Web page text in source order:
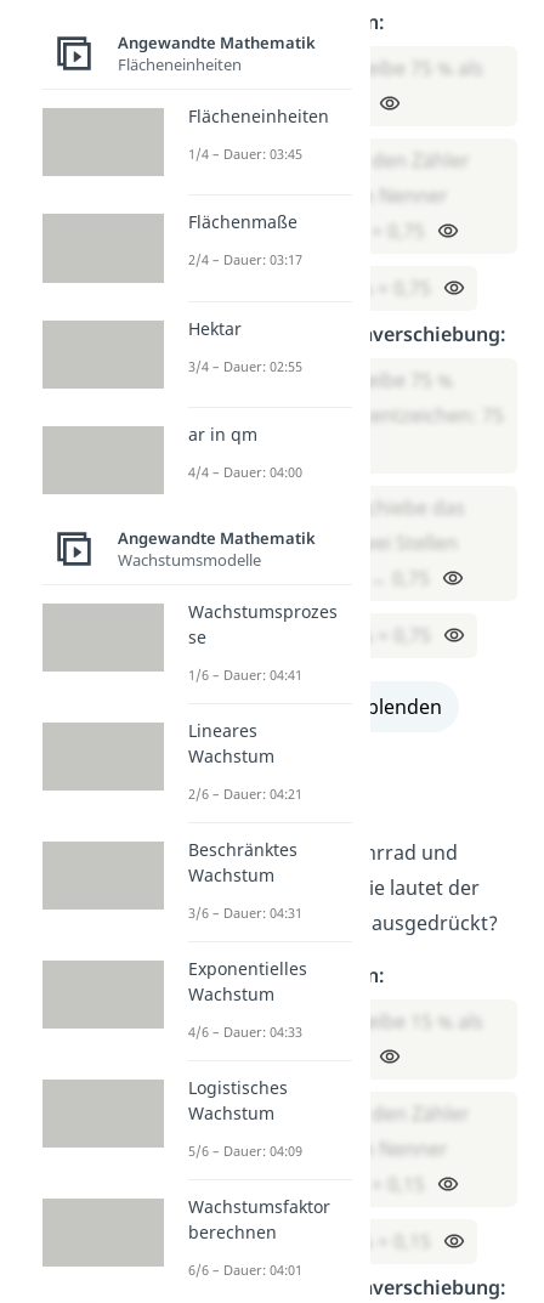
Lösung mit Division:
Schritt 1: Schreibe 75 % als
Bruch: 75/100
Schritt 2: Teile den Zähler
(75) durch den Nenner
(100): 75 : 100 = 0,75
Lösung mit Kommaverschiebung:
Schritt 1: Schreibe 75 %
ohne das Prozentzeichen: 75
Schritt 2: Verschiebe das
Komma um zwei Stellen
alle Lösungen einblenden
Übung 2
Du kaufst ein neues Fahrrad und
erhältst15 % Rabatt. Wie lautet der
Rabatt alsDezimalzahl
ausgedrückt?
Lösung mit Division:
Schritt 1: Schreibe 15 % als
Schritt 2: Teile den Zähler
(15) durch den Nenner
Ergebnis: 15 % = 0,15
Lösung mit Kommaverschiebung:
Angewandte Mathematik
Flächeneinheiten
Flächeneinheiten
1/4 – Dauer: 03:45
Flächenmaße
2/4 – Dauer: 03:17
Hektar
3/4 – Dauer: 02:55
ar in qm
4/4 – Dauer: 04:00
Angewandte Mathematik
Wachstumsmodelle
Wachstumsprozes
se
1/6 – Dauer: 04:41
Lineares
Wachstum
2/6 – Dauer: 04:21
Beschränktes
Wachstum
3/6 – Dauer: 04:31
Exponentielles
Wachstum
4/6 – Dauer: 04:33
Logistisches
Wachstum
5/6 – Dauer: 04:09
Wachstumsfaktor
berechnen
6/6 – Dauer: 04:01